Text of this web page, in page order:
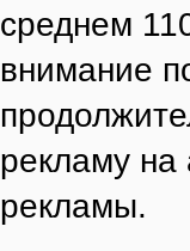
среднем
внимание
рекламу на
рекламы.